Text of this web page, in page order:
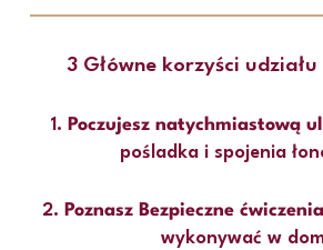
3 Główne korzyści
1. Poczujesz natychmiastową
pośladka i spojenia
2. Poznasz Bezpieczne ćwiczenia
wykonywać w